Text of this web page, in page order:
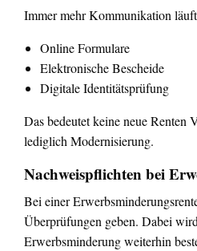
Immer mehr Kommunikation
Online Formulare
Elektronische Bescheide
Digitale Identitätsprüfung
Das bedeutet keine neue Renten
lediglich Modernisierung.
Nachweispflichten bei
Bei einer
Überprüfungen geben. Dabei
Erwerbsminderung weiterhin